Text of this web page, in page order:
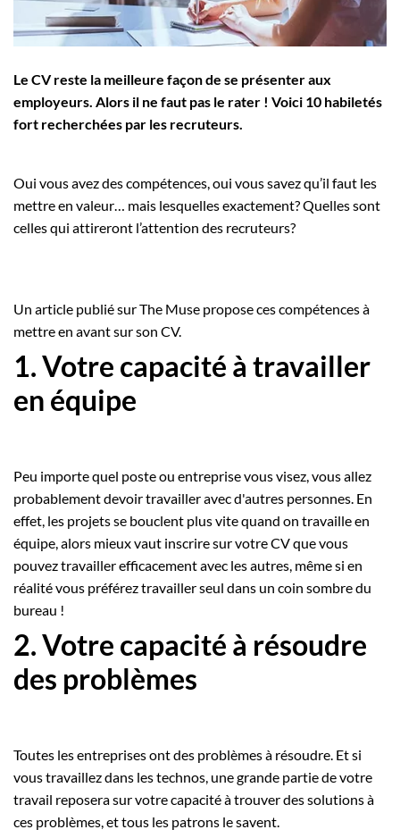
Employeurs
Publiez une offre d'emploi
Le CV reste la meilleure façon de se présenter aux
employeurs. Alors il ne faut pas le rater ! Voici 10 habiletés
fort recherchées par les recruteurs.
Oui vous avez des compétences, oui vous savez qu’il faut les
mettre en valeur… mais lesquelles exactement? Quelles sont
celles qui attireront l’attention des recruteurs?
Un article publié sur The Muse propose ces compétences à
mettre en avant sur son CV.
1. Votre capacité à travailler
en équipe
Peu importe quel poste ou entreprise vous visez, vous allez
probablement devoir travailler avec d'autres personnes. En
effet, les projets se bouclent plus vite quand on travaille en
équipe, alors mieux vaut inscrire sur votre CV que vous
pouvez travailler efficacement avec les autres, même si en
réalité vous préférez travailler seul dans un coin sombre du
bureau !
2. Votre capacité à résoudre
des problèmes
Toutes les entreprises ont des problèmes à résoudre. Et si
vous travaillez dans les technos, une grande partie de votre
travail reposera sur votre capacité à trouver des solutions à
ces problèmes, et tous les patrons le savent.